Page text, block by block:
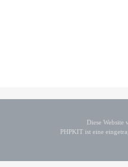
Diese
PHPKIT ist eine